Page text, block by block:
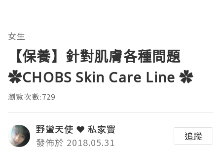
女生
【保養】針對肌膚各種問題
✿CHOBS Skin Care Line ✿
瀏覽次數:729
野蠻天使 ❤ 私家竇
發佈於 2018.05.31
追蹤